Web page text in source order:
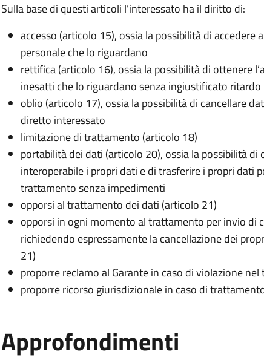
Sulla base di questi articoli l’interessato ha il diritto di:
accesso (articolo 15), ossia la possibilità di
personale che lo riguardano
rettifica (articolo 16), ossia la possibilità di ottenere
inesatti che lo riguardano senza ingiustificato ritardo
oblio (articolo 17), ossia la possibilità di cancellare
diretto interessato
limitazione di trattamento (articolo 18)
portabilità dei dati (articolo 20), ossia la possibilità
interoperabile i propri dati e di trasferire i propri dati
trattamento senza impedimenti
opporsi al trattamento dei dati (articolo 21)
opporsi in ogni momento al trattamento per invio di
richiedendo espressamente la cancellazione dei
21)
proporre reclamo al Garante in caso di violazione
proporre ricorso giurisdizionale in caso di
Approfondimenti